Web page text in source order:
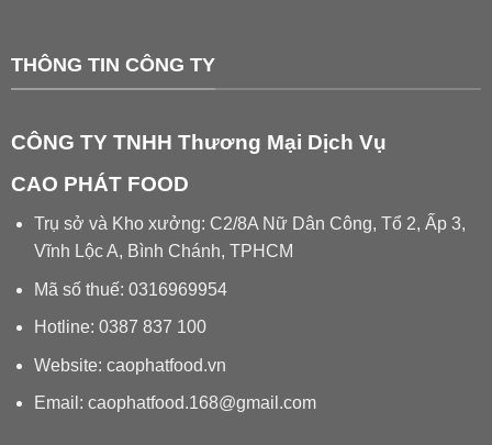
THÔNG TIN CÔNG TY
CÔNG TY TNHH Thương Mại Dịch Vụ
CAO PHÁT FOOD
Trụ sở và Kho xưởng: C2/8A Nữ Dân Công, Tổ 2, Ấp 3,
Vĩnh Lộc A, Bình Chánh, TPHCM
Mã số thuế: 0316969954
Hotline: 0387 837 100
Website: caophatfood.vn
Email: caophatfood.168@gmail.com